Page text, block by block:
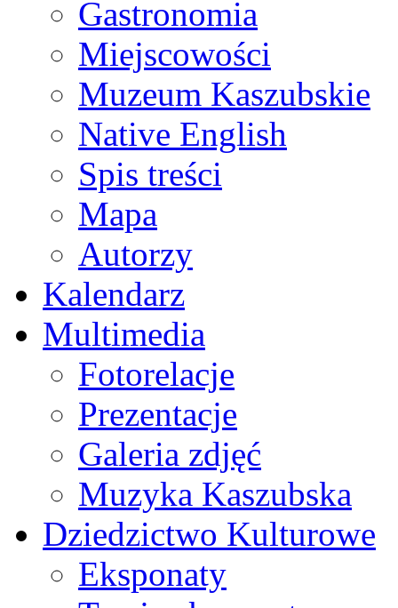
Gastronomia
Miejscowości
Muzeum Kaszubskie
Native English
Spis treści
Mapa
Autorzy
Kalendarz
Multimedia
Fotorelacje
Prezentacje
Galeria zdjęć
Muzyka Kaszubska
Dziedzictwo Kulturowe
Eksponaty